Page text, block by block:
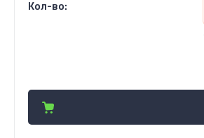
Кол-во: